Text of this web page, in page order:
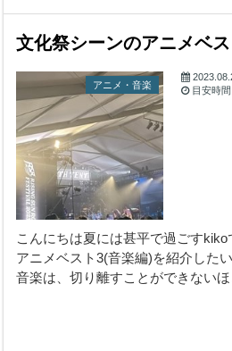
文化祭シーンのアニメベ
アニメ・音楽
目安時
こんにちは夏には甚平で過ごす
アニメベスト3(音楽編)を紹介した
音楽は、切り離すことができない